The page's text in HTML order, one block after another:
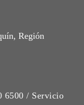
Región
6500 / Servicio